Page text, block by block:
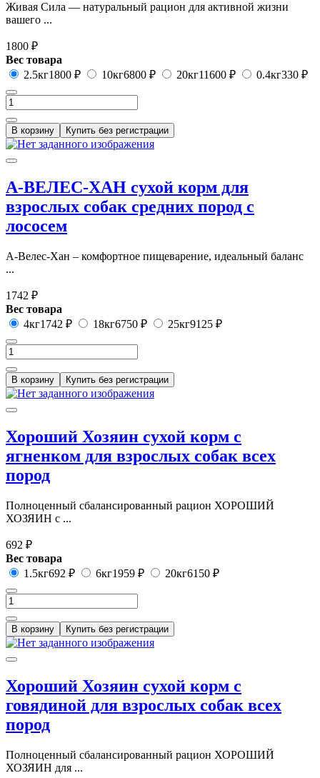
Живая Сила — натуральный рацион для активной жизни
вашего ...
1800 ₽
Вес товара
2.5кг1800 ₽ 10кг6800 ₽ 20кг11600 ₽ 0.4кг330 ₽
В корзину Купить без регистрации
А-ВЕЛЕС-ХАН сухой корм для
взрослых собак средних пород с
лососем
А-Велес-Хан – комфортное пищеварение, идеальный баланс
...
1742 ₽
Вес товара
4кг1742 ₽ 18кг6750 ₽ 25кг9125 ₽
В корзину Купить без регистрации
Хороший Хозяин сухой корм с
ягненком для взрослых собак всех
пород
Полноценный сбалансированный рацион ХОРОШИЙ
ХОЗЯИН с ...
692 ₽
Вес товара
1.5кг692 ₽ 6кг1959 ₽ 20кг6150 ₽
В корзину Купить без регистрации
Хороший Хозяин сухой корм с
говядиной для взрослых собак всех
пород
Полноценный сбалансированный рацион ХОРОШИЙ
ХОЗЯИН для ...